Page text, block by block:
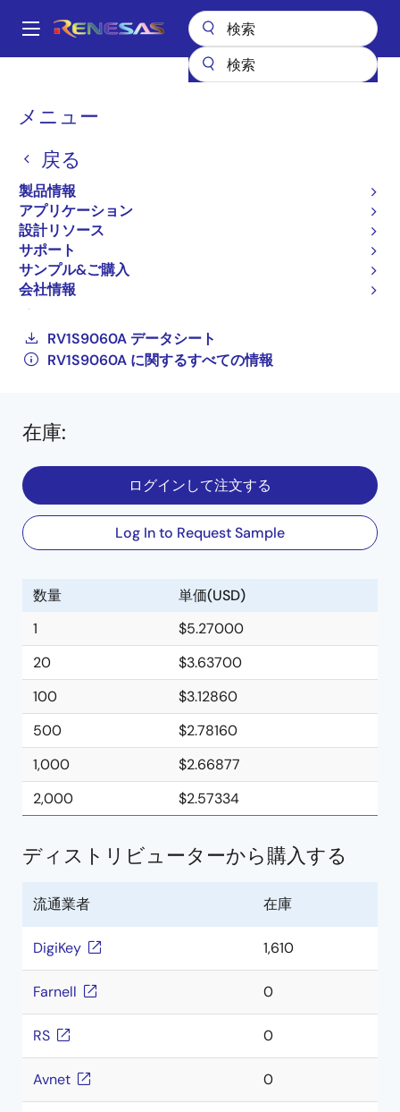
ン
Main
メニュー
戻る
製品情報
アプリケーション
設計リソース
サポート
サンプル&ご購入
会社情報
パ
く
ず
フォトカプラ（オプトカプラ）
RV1S9060ACCSP-10YV#SC0
RV1S9060ACCSP-
10YV#SC0
アクティブ
高 CMR, 15Mbps, 低入力電流(IF), 3.3V/5V 駆動,
CMOS 出力,5 ピン SOP（LSO5, 8 ㎜沿面）フォ
トカプラ
RV1S9060A データシート
RV1S9060A に関するすべての情報
在庫:
ログインして注文する
Log In to Request Sample
数量
単価(USD)
1
$5.27000
20
$3.63700
100
$3.12860
500
$2.78160
1,000
$2.66877
2,000
$2.57334
ディストリビューターから購入する
流通業者 在庫
DigiKey 1,610
Farnell 0
RS 0
Avnet 0